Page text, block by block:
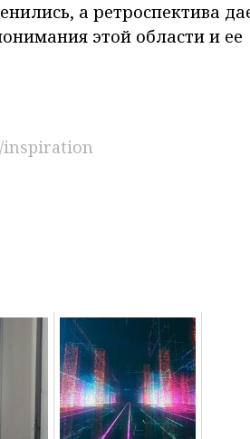
а ретроспектива
этой области и ее